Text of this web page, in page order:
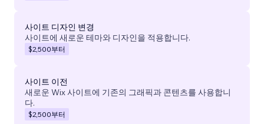
사이트 디자인 변경
사이트에 새로운 테마와 디자인을 적용합니다.
$2,500부터
사이트 이전
새로운 Wix 사이트에 기존의 그래픽과 콘텐츠를 사용합니
다.
$2,500부터